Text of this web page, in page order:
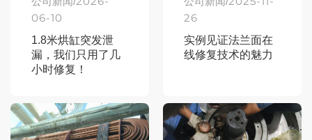
06-10
1.8米烘缸突发泄
漏，我们只用了几
小时修复！
26
实例见证法兰面在
线修复技术的魅力